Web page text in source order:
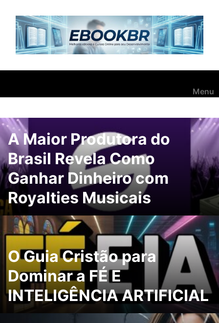
para
conteúdo
Menu
A Maior Produtora do
Brasil Revela Como
Ganhar Dinheiro com
Royalties Musicais
O Guia Cristão para
Dominar a FÉ E
INTELIGÊNCIA ARTIFICIAL